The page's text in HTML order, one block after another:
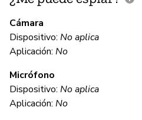
Cámara
Dispositivo: No aplica
Aplicación: No
Micrófono
Dispositivo: No aplica
Aplicación: No